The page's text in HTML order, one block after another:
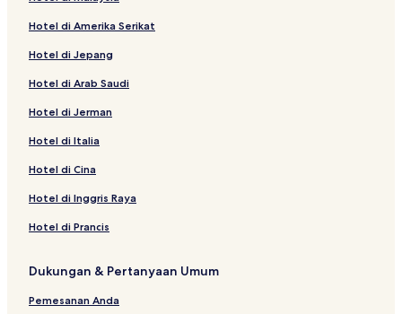
Hotel di Amerika Serikat
Hotel di Jepang
Hotel di Arab Saudi
Hotel di Jerman
Hotel di Italia
Hotel di Cina
Hotel di Inggris Raya
Hotel di Prancis
Dukungan & Pertanyaan Umum
Pemesanan Anda